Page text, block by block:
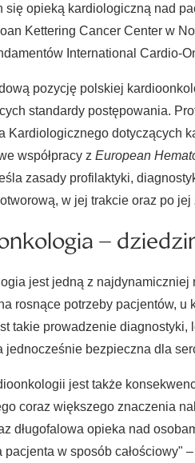
się opieką kardiologiczną nad
Kettering Cancer Center w
International Cardio-
pozycję polskiej
standardy postępowania.
Kardiologicznego dotyczących
współpracy z European
zasady profilaktyki,
w jej trakcie oraz po jej
–
jest jedną z
rosnące potrzeby pacjentów, u
takie prowadzenie
jednocześnie bezpieczna dla
jest także
coraz większego znaczenia
długofalowa opieka nad
pacjenta w sposób całościowy"